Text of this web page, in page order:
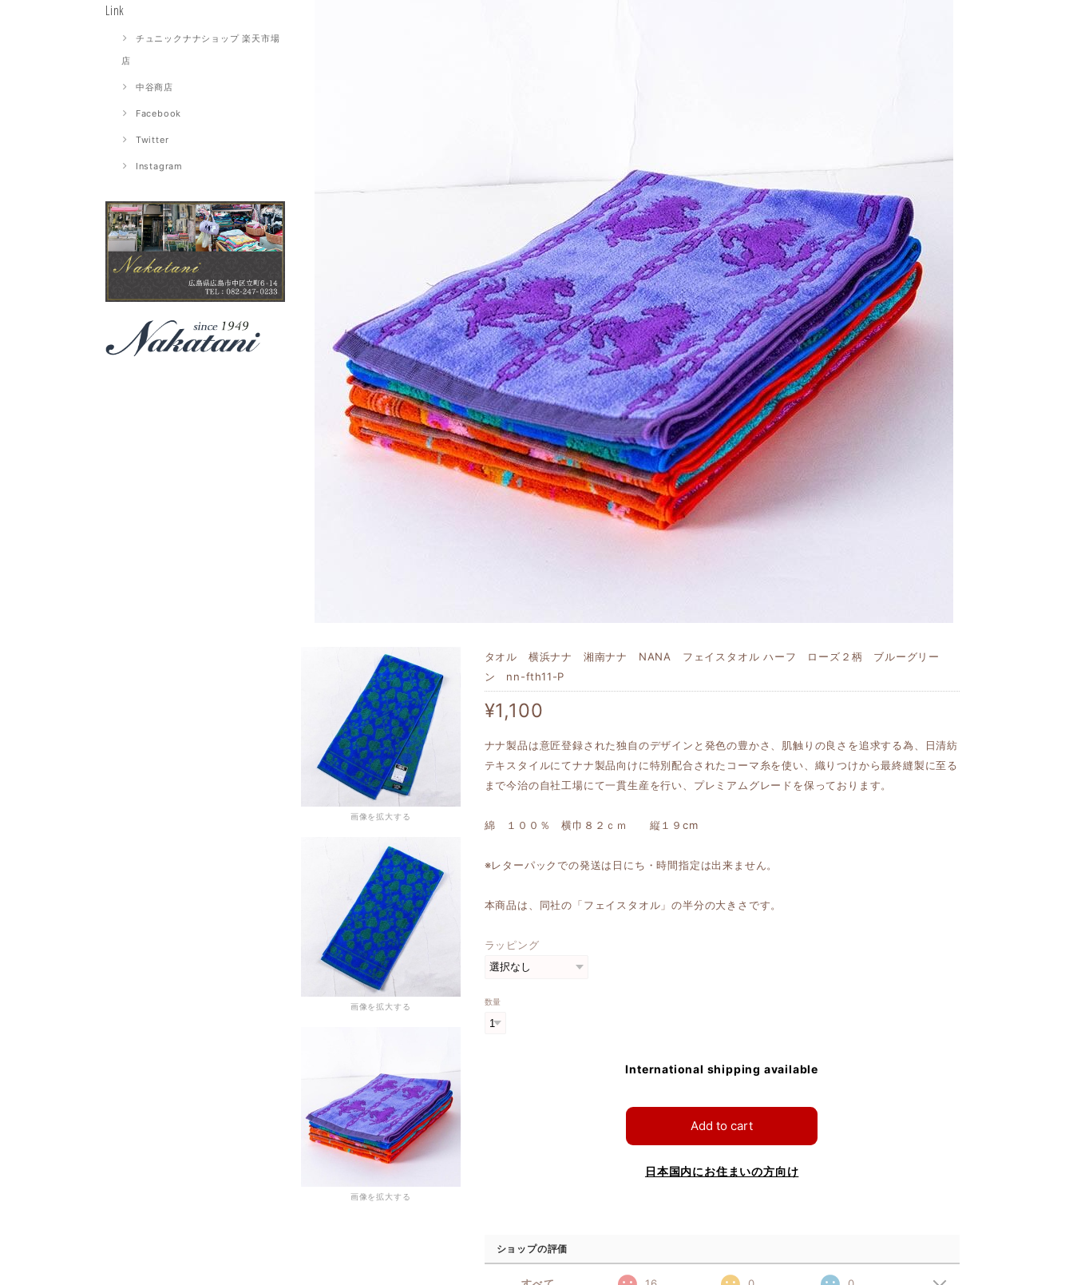
Link
チュニックナナショップ 楽天市場
店
中谷商店
Facebook
Twitter
Instagram
画像を拡大する
画像を拡大する
画像を拡大する
タオル 横浜ナナ 湘南ナナ NANA フェイスタオル ハーフ ローズ２柄 ブルーグリー
ン nn-fth11-P
¥1,100
ナナ製品は意匠登録された独自のデザインと発色の豊かさ、肌触りの良さを追求する為、日清紡
テキスタイルにてナナ製品向けに特別配合されたコーマ糸を使い、織りつけから最終縫製に至る
まで今治の自社工場にて一貫生産を行い、プレミアムグレードを保っております。
綿 １００％ 横巾８２ｃｍ 縦１９cm
※レターパックでの発送は日にち・時間指定は出来ません。
本商品は、同社の「フェイスタオル」の半分の大きさです。
ラッピング
数量
International shipping available
Add to cart
日本国内にお住まいの方向け
ショップの評価